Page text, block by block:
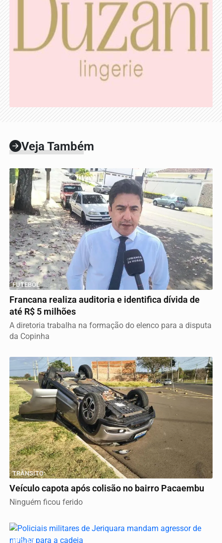
Veja Também
FUTEBOL
Francana realiza auditoria e identifica dívida de
até R$ 5 milhões
A diretoria trabalha na formação do elenco para a disputa
da Copinha
TRÂNSITO
Veículo capota após colisão no bairro Pacaembu
Ninguém ficou ferido
REGIÃO